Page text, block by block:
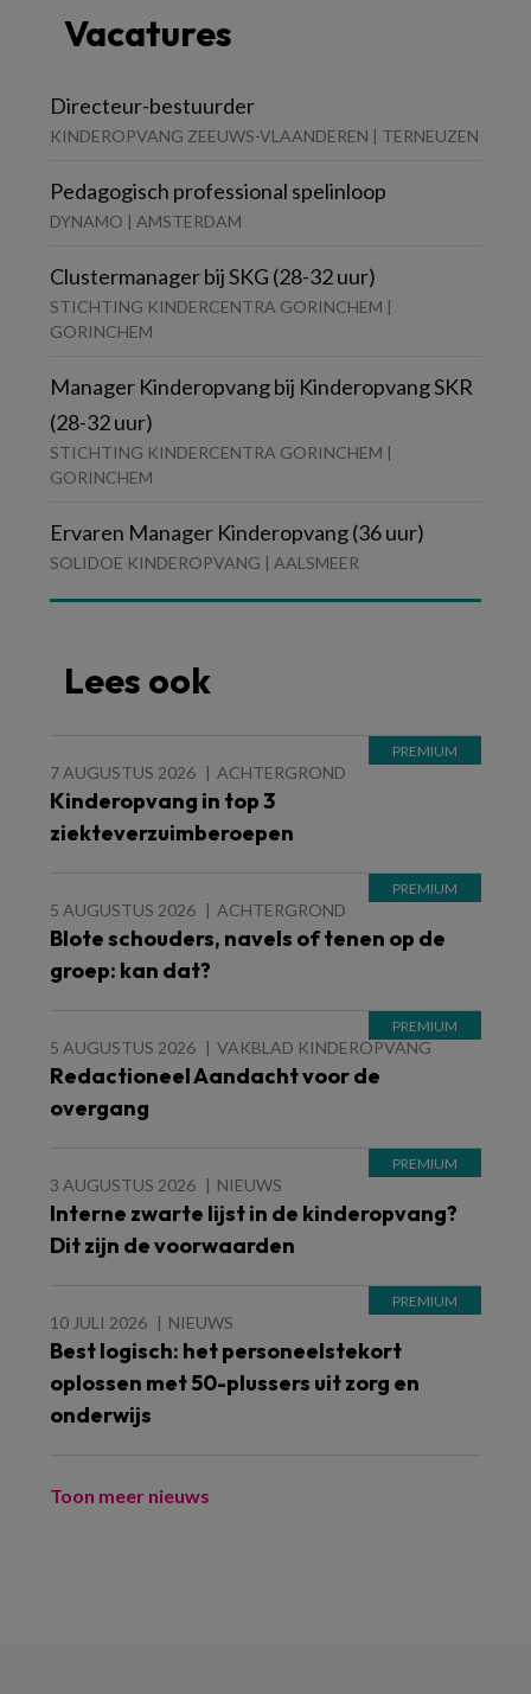
Vacatures
Directeur-bestuurder
KINDEROPVANG ZEEUWS-VLAANDEREN | TERNEUZEN
Pedagogisch professional spelinloop
DYNAMO | AMSTERDAM
Clustermanager bij SKG (28-32 uur)
STICHTING KINDERCENTRA GORINCHEM |
GORINCHEM
Manager Kinderopvang bij Kinderopvang SKR
(28-32 uur)
STICHTING KINDERCENTRA GORINCHEM |
GORINCHEM
Ervaren Manager Kinderopvang (36 uur)
SOLIDOE KINDEROPVANG | AALSMEER
Lees ook
7 AUGUSTUS 2026 ACHTERGROND
Kinderopvang in top 3
ziekteverzuimberoepen
5 AUGUSTUS 2026 ACHTERGROND
Blote schouders, navels of tenen op de
groep: kan dat?
5 AUGUSTUS 2026 VAKBLAD KINDEROPVANG
Redactioneel Aandacht voor de
overgang
3 AUGUSTUS 2026 NIEUWS
Interne zwarte lijst in de kinderopvang?
Dit zijn de voorwaarden
10 JULI 2026 NIEUWS
Best logisch: het personeelstekort
oplossen met 50-plussers uit zorg en
onderwijs
Toon meer nieuws